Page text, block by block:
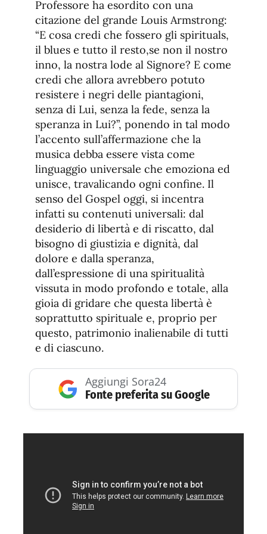
Professore ha esordito con una
citazione del grande Louis Armstrong:
“E cosa credi che fossero gli spirituals,
il blues e tutto il resto,se non il nostro
inno, la nostra lode al Signore? E come
credi che allora avrebbero potuto
resistere i negri delle piantagioni,
senza di Lui, senza la fede, senza la
speranza in Lui?”, ponendo in tal modo
l’accento sull’affermazione che la
musica debba essere vista come
linguaggio universale che emoziona ed
unisce, travalicando ogni confine. Il
senso del Gospel oggi, si incentra
infatti su contenuti universali: dal
desiderio di libertà e di riscatto, dal
bisogno di giustizia e dignità, dal
dolore e dalla speranza,
dall’espressione di una spiritualità
vissuta in modo profondo e totale, alla
gioia di gridare che questa libertà è
soprattutto spirituale e, proprio per
questo, patrimonio inalienabile di tutti
e di ciascuno.
Aggiungi Sora24
Fonte preferita su Google